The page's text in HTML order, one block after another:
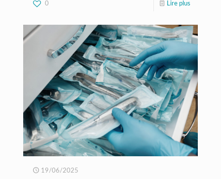
0 Lire plus
19/06/2025